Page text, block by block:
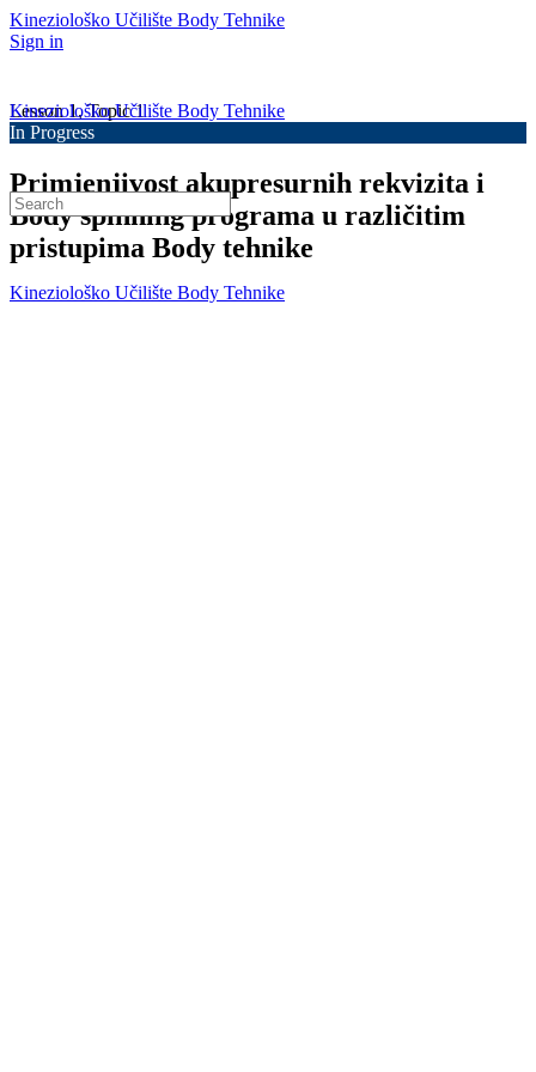
Kineziološko Učilište Body Tehnike
Sign in
Kineziološko Učilište Body Tehnike
Search
for:
Kineziološko Učilište Body Tehnike
Lesson 1, Topic 1
In Progress
Primjenjivost akupresurnih rekvizita i
Body spinning programa u različitim
pristupima Body tehnike